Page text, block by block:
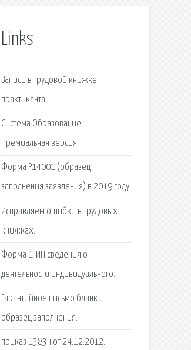
Links
Записи в трудовой книжке
практиканта.
Система Образование.
Премиальная версия.
Форма Р14001 (образец
заполнения заявления) в 2019 году.
Исправляем ошибки в трудовых
книжках.
Форма 1-ИП сведения о
деятельности индивидуального.
Гарантийное письмо бланк и
образец заполнения.
приказ 1383н от 24.12.2012.